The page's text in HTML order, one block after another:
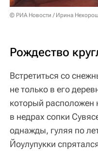
© РИА Новости / Ирина
Рождество
Встретиться со
не только в его
который расположен
в недрах сопки
однажды, гуляя по
Йоулупукки